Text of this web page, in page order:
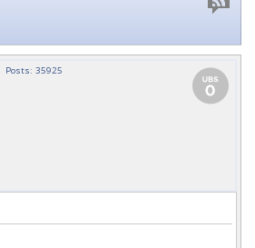
Posts: 35925